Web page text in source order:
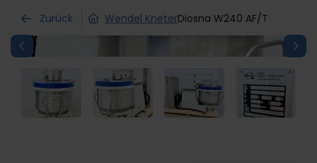
Zurück Wendel KneterDiosna W240 AF/T